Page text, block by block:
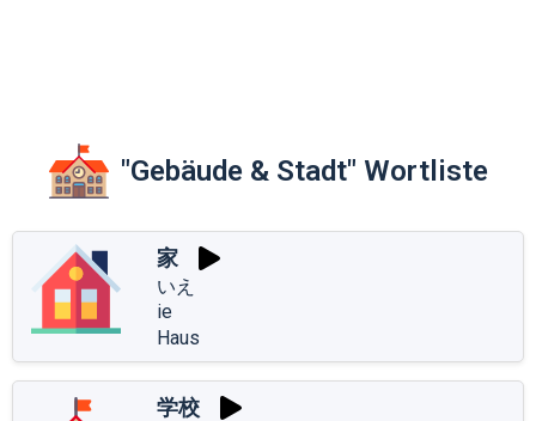
"Gebäude & Stadt" Wortliste
家
いえ
ie
Haus
学校